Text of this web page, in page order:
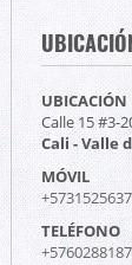
UBICACIÓN
Calle 15 #3-
Cali - Valle
MÓVIL
TELÉFONO